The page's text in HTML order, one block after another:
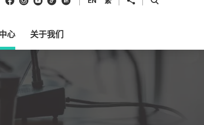
心 关于我们